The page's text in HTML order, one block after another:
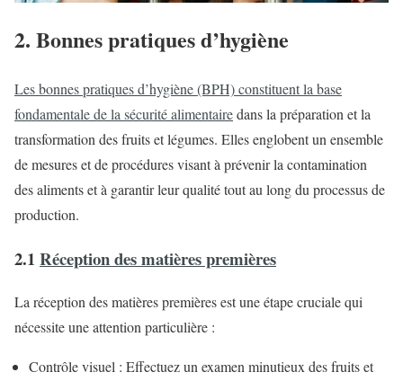
2. Bonnes pratiques d’hygiène
Les bonnes pratiques d’hygiène (BPH) constituent la base
fondamentale de la sécurité alimentairedans la préparation et la
transformation des fruits et légumes. Elles englobent un ensemble
de mesures et de procédures visant à prévenir la contamination
des aliments et à garantir leur qualité tout au long du processus de
production.
2.1Réception des matières premières
La réception des matières premières est une étape cruciale qui
nécessite une attention particulière :
Contrôle visuel : Effectuez un examen minutieux des fruits et